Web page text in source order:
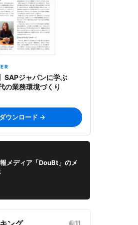
SAPジャパンに学ぶ
の業務環境づくり
ウンロード →
メディア「DouBt」のメ
週間